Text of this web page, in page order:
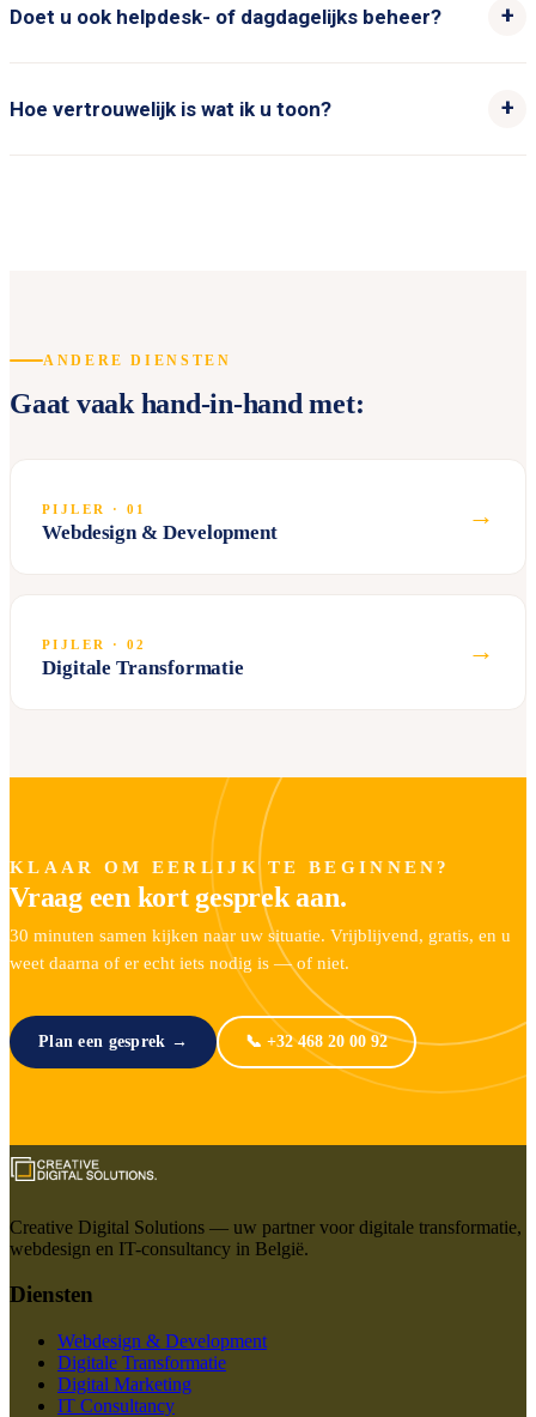
Doet u ook helpdesk- of dagdagelijks beheer?
Hoe vertrouwelijk is wat ik u toon?
ANDERE DIENSTEN
Gaat vaak hand-in-hand met:
PIJLER · 01
Webdesign & Development
→
PIJLER · 02
Digitale Transformatie
→
KLAAR OM EERLIJK TE BEGINNEN?
Vraag een kort gesprek aan.
30 minuten samen kijken naar uw situatie. Vrijblijvend, gratis, en u
weet daarna of er echt iets nodig is — of niet.
Plan een gesprek → 📞 +32 468 20 00 92
Creative Digital Solutions — uw partner voor digitale transformatie,
webdesign en IT-consultancy in België.
Diensten
Webdesign & Development
Digitale Transformatie
Digital Marketing
IT Consultancy